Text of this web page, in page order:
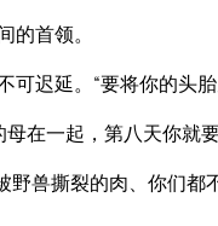
首领。
迟延。“要将你的头胎
在一起，第八天你就要
兽撕裂的肉、你们都